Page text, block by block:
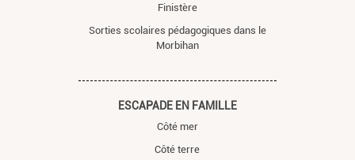
Finistère
Sorties scolaires pédagogiques dans le
Morbihan
ESCAPADE EN FAMILLE
Côté mer
Côté terre